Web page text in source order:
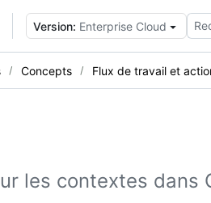
Version: Enterprise Cloud
Concepts Flux de travail et
les contextes dans